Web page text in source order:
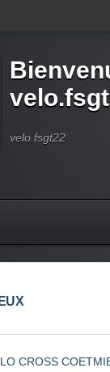
velo.fsgt22
CROSS